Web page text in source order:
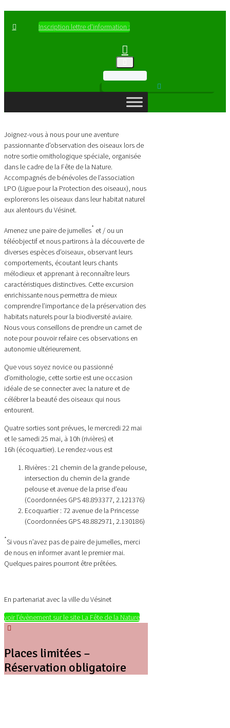
Inscription lettre d'information :
Joignez-vous à nous pour une aventure
passionnante d’observation des oiseaux lors de
notre sortie ornithologique spéciale, organisée
dans le cadre de la Fête de la Nature.
Accompagnés de bénévoles de l’association
LPO (Ligue pour la Protection des oiseaux), nous
explorerons les oiseaux dans leur habitat naturel
aux alentours du Vésinet.
Amenez une paire de jumelles* et / ou un
téléobjectif et nous partirons à la découverte de
diverses espèces d’oiseaux, observant leurs
comportements, écoutant leurs chants
mélodieux et apprenant à reconnaître leurs
caractéristiques distinctives. Cette excursion
enrichissante nous permettra de mieux
comprendre l’importance de la préservation des
habitats naturels pour la biodiversité aviaire.
Nous vous conseillons de prendre un carnet de
note pour pouvoir refaire ces observations en
autonomie ultérieurement.
Que vous soyez novice ou passionné
d’ornithologie, cette sortie est une occasion
idéale de se connecter avec la nature et de
célébrer la beauté des oiseaux qui nous
entourent.
Quatre sorties sont prévues, le mercredi 22 mai
et le samedi 25 mai, à 10h (rivières) et
16h (écoquartier). Le rendez-vous est
Rivières : 21 chemin de la grande pelouse,
intersection du chemin de la grande
pelouse et avenue de la prise d’eau
(Coordonnées GPS 48.893377, 2.121376)
Ecoquartier : 72 avenue de la Princesse
(Coordonnées GPS 48.882971, 2.130186)
*Si vous n’avez pas de paire de jumelles, merci
de nous en informer avant le premier mai.
Quelques paires pourront être prêtées.
En partenariat avec la ville du Vésinet
voir l’évènement sur le site La Fête de la Nature
Places limitées –
Réservation obligatoire